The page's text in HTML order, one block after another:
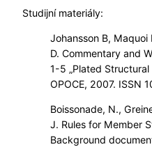
Studijní materiály:
Johansson B, Maquoi
D. Commentary and
1-5 „Plated Structural
OPOCE, 2007. ISSN
Boissonade, N.,
J. Rules for Member
Background